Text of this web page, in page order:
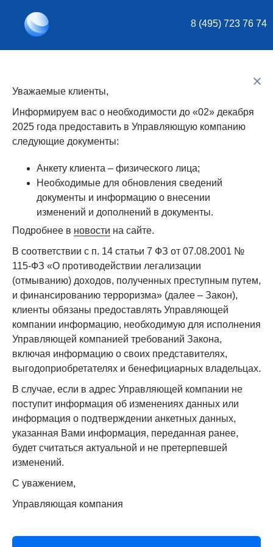
8 (495) 723 76 74
Уважаемые клиенты!
Следующие открытые паевые фонды перешли под
управление АО УК «БКС»:
Профессиональный»,
ОПИФ рыночных финансовых инструментов
«Природные ресурсы»,
ОПИФ рыночных финансовых инструментов «Фонд
Консервативный»,
ОПИФ рыночных финансовых инструментов «Акции
роста»,
ОПИФ рыночных финансовых инструментов
«Энергетическая перспектива»,
ОПИФ рыночных финансовых инструментов
«Глобальные инновации»,
ОПИФ рыночных финансовых инструментов
«Глобальный рынок акций» (далее - Фонды).
Дополнительных действий от владельцев паев не
требуется. Срок владения паями при передаче Фондов
не прерывается.
Актуальная информация о Фондах размещена на сайте
АО УК «БКС»:https://bcs.ru/am/pif.
Оформить заявки на операции с инвестиционными
адресов офисов доступен на сайте АО УК «БКС» в
разделе «Раскрытие информации» подраздел
Уважаемые клиенты,
Информируем вас о необходимости до «02» декабря
2025 года предоставить в Управляющую компанию
следующие документы:
Анкету клиента – физического лица;
Необходимые для обновления сведений
документы и информацию о внесении
изменений и дополнений в документы.
Подробнее в новости на сайте.
В соответствии с п. 14 статьи 7 ФЗ от 07.08.2001 №
115-ФЗ «О противодействии легализации
(отмыванию) доходов, полученных преступным путем,
и финансированию терроризма» (далее – Закон),
клиенты обязаны предоставлять Управляющей
компании информацию, необходимую для исполнения
Управляющей компанией требований Закона,
включая информацию о своих представителях,
выгодоприобретателях и бенефициарных владельцах.
В случае, если в адрес Управляющей компании не
поступит информация об изменениях данных или
информация о подтверждении анкетных данных,
указанная Вами информация, переданная ранее,
будет считаться актуальной и не претерпевшей
изменений.
С уважением,
Управляющая компания